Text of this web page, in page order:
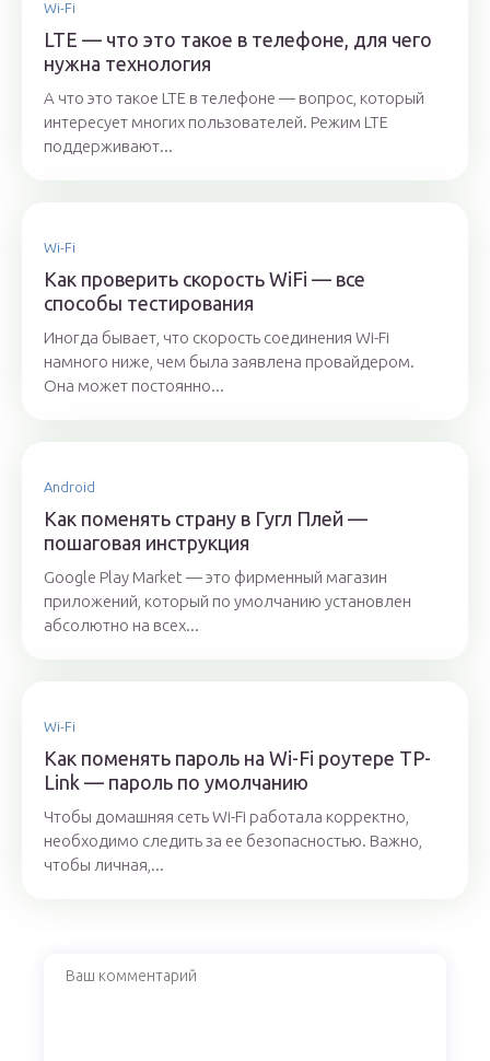
Wi-Fi
LTE — что это такое в телефоне, для чего
нужна технология
А что это такое LTE в телефоне — вопрос, который
интересует многих пользователей. Режим LTE
поддерживают...
Wi-Fi
Как проверить скорость WiFi — все
способы тестирования
Иногда бывает, что скорость соединения Wi-Fi
намного ниже, чем была заявлена провайдером.
Она может постоянно...
Android
Как поменять страну в Гугл Плей —
пошаговая инструкция
Google Play Market — это фирменный магазин
приложений, который по умолчанию установлен
абсолютно на всех...
Wi-Fi
Как поменять пароль на Wi-Fi роутере TP-
Link — пароль по умолчанию
Чтобы домашняя сеть Wi-Fi работала корректно,
необходимо следить за ее безопасностью. Важно,
чтобы личная,...